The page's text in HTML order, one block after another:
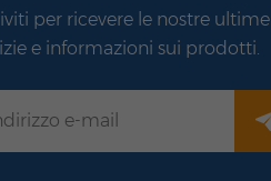
per ricevere le nostre ultime
e informazioni sui prodotti.